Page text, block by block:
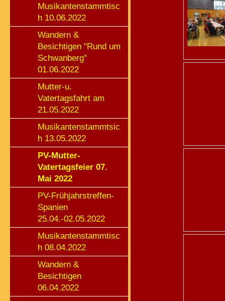
Musikantenstammtisc
h 10.06.2022
Wandern &
Besichtigen "Rund um
Schwanberg"
01.06.2022
Mutter-u.
Vatertagsfahrt am
21.05.2022
Musikantenstammtsic
h 13.05.2022
PV-Mutter-
Vatertagsfeier 07.
Mai 2022
PV-Frühjahrstreffen-
Spanien
25.04.-02.05.2022
Musikantenstammtisc
h 08.04.2022
Wandern &
Besichtigen
06.04.2022